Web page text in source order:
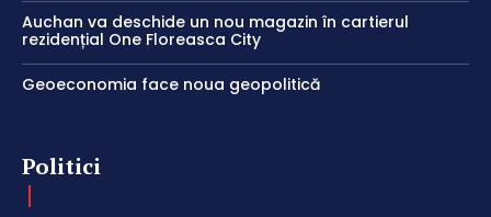
Auchan va deschide un nou magazin în cartierul
rezidențial One Floreasca City
Geoeconomia face noua geopolitică
Politici